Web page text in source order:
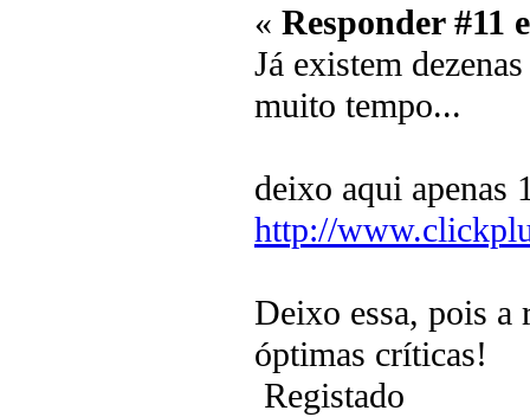
« Responder #11
Já existem
muito tempo...
deixo aqui apenas
http://
Deixo essa, pois a
óptimas críticas!
Registado